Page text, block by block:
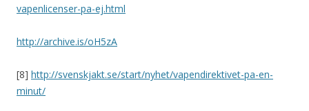
vapenlicenser-pa-ej.html
http://archive.is/oH5zA
[8] http://svenskjakt.se/start/nyhet/vapendirektivet-pa-en-
minut/